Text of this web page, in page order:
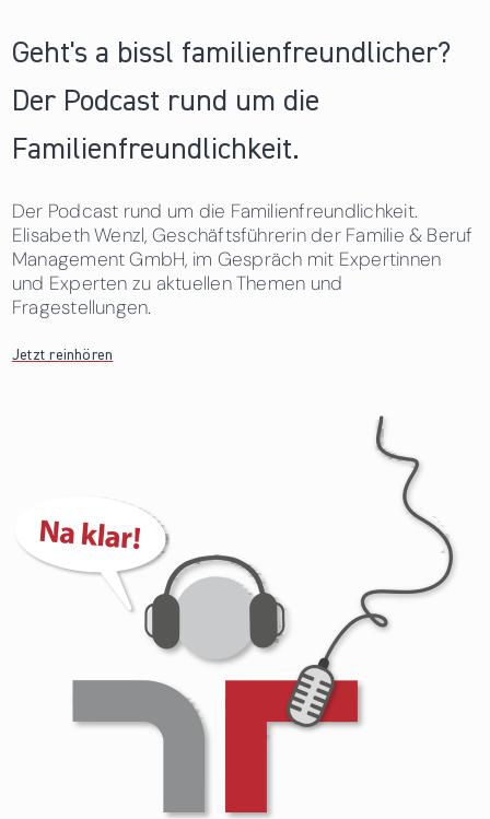
Geht's a bissl familienfreundlicher?
Der Podcast rund um die
Familienfreundlichkeit.
Der Podcast rund um die Familienfreundlichkeit.
Elisabeth Wenzl, Geschäftsführerin der Familie & Beruf
Management GmbH, im Gespräch mit Expertinnen
und Experten zu aktuellen Themen und
Fragestellungen.
Jetzt reinhören